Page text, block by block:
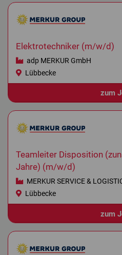
Elektrotechniker (m/w/d)
adp MERKUR GmbH
Lübbecke
zum
Teamleiter Disposition
Jahre) (m/w/d)
MERKUR SERVICE &
Lübbecke
zum